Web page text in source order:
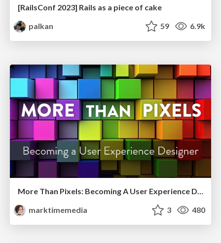
[RailsConf 2023] Rails as a piece of cake
palkan
59 6.9k
More Than Pixels: Becoming A User Experience Designer
marktimemedia
3 480